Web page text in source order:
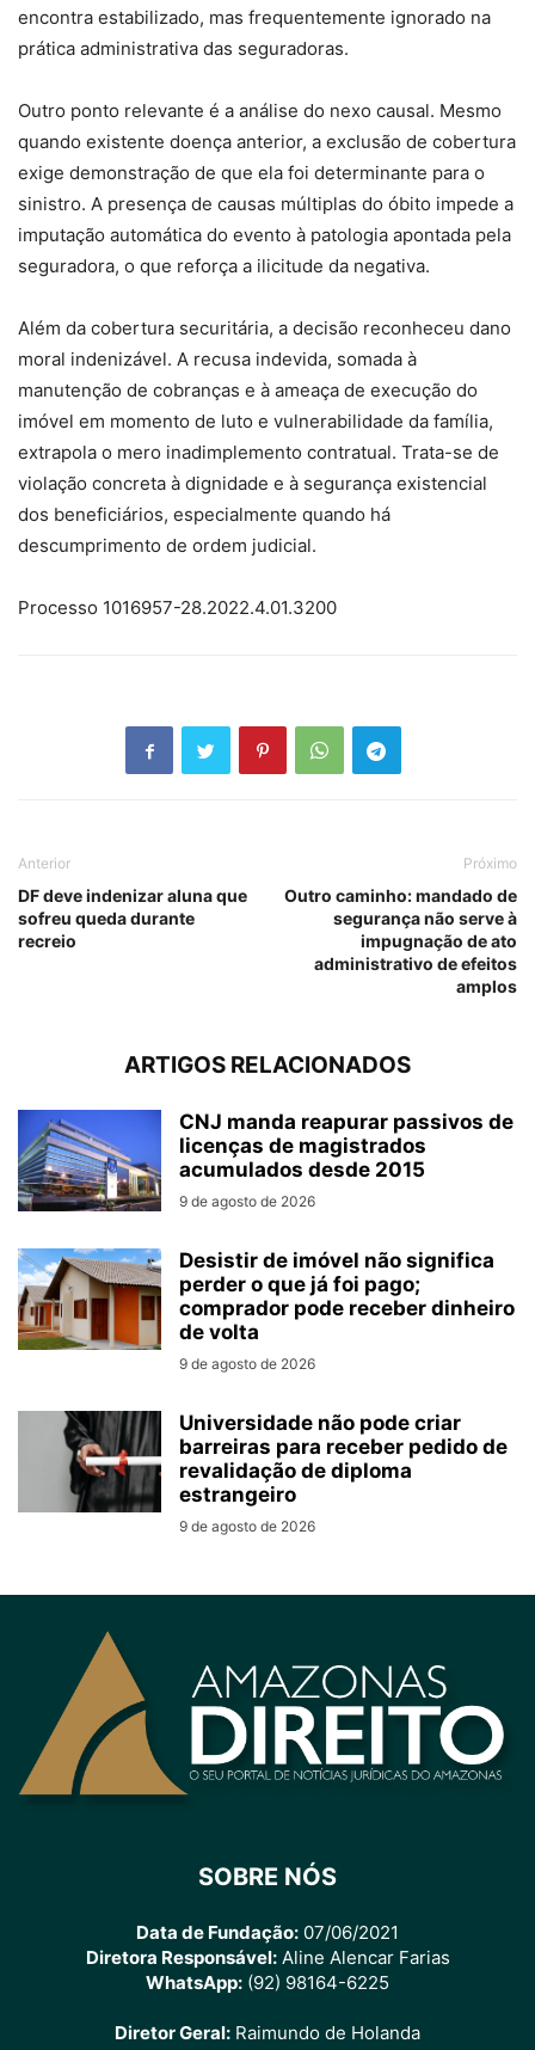
encontra estabilizado, mas frequentemente ignorado na
prática administrativa das seguradoras.
Outro ponto relevante é a análise do nexo causal. Mesmo
quando existente doença anterior, a exclusão de cobertura
exige demonstração de que ela foi determinante para o
sinistro. A presença de causas múltiplas do óbito impede a
imputação automática do evento à patologia apontada pela
seguradora, o que reforça a ilicitude da negativa.
Além da cobertura securitária, a decisão reconheceu dano
moral indenizável. A recusa indevida, somada à
manutenção de cobranças e à ameaça de execução do
imóvel em momento de luto e vulnerabilidade da família,
extrapola o mero inadimplemento contratual. Trata-se de
violação concreta à dignidade e à segurança existencial
dos beneficiários, especialmente quando há
descumprimento de ordem judicial.
Processo 1016957-28.2022.4.01.3200
Anterior
DF deve indenizar aluna que
sofreu queda durante
recreio
Próximo
Outro caminho: mandado de
segurança não serve à
impugnação de ato
administrativo de efeitos
amplos
ARTIGOS RELACIONADOS
CNJ manda reapurar passivos de
licenças de magistrados
acumulados desde 2015
9 de agosto de 2026
Desistir de imóvel não significa
perder o que já foi pago;
comprador pode receber dinheiro
de volta
9 de agosto de 2026
Universidade não pode criar
barreiras para receber pedido de
revalidação de diploma
estrangeiro
9 de agosto de 2026
SOBRE NÓS
Data de Fundação: 07/06/2021
Diretora Responsável:Aline Alencar Farias
WhatsApp: (92) 98164-6225
Diretor Geral: Raimundo de Holanda